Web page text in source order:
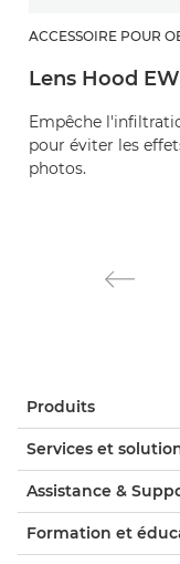
ACCESSOIRE POUR
Lens Hood
Empêche
pour éviter les
photos.
Produits
Services et
Assistance &
Formation et